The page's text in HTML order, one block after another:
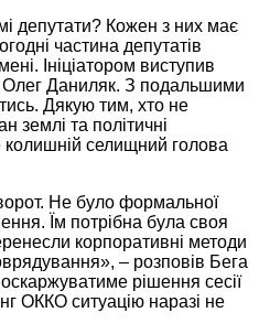
депутати? Кожен з них має
частина депутатів
Ініціатором виступив
Олег Даниляк. З подальшими
Дякую тим, хто не
землі та політичні
колишній селищний голова
Не було формальної
Їм потрібна була своя
корпоративні методи
– розповів Бега
рішення сесії
ОККО ситуацію наразі не